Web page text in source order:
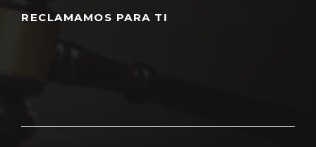
RECLAMAMOS PARA TI